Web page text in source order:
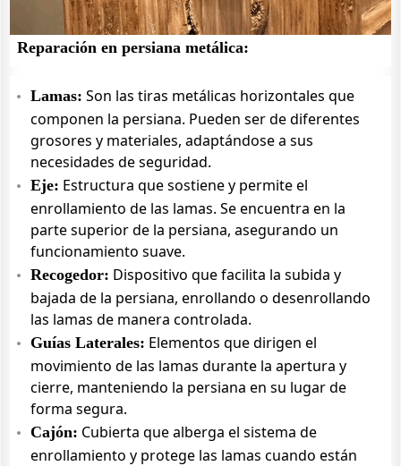
Reparación en persiana metálica:
Lamas: Son las tiras metálicas horizontales que
componen la persiana. Pueden ser de diferentes
grosores y materiales, adaptándose a sus
necesidades de seguridad.
Eje: Estructura que sostiene y permite el
enrollamiento de las lamas. Se encuentra en la
parte superior de la persiana, asegurando un
funcionamiento suave.
Recogedor: Dispositivo que facilita la subida y
bajada de la persiana, enrollando o desenrollando
las lamas de manera controlada.
Guías Laterales: Elementos que dirigen el
movimiento de las lamas durante la apertura y
cierre, manteniendo la persiana en su lugar de
forma segura.
Cajón: Cubierta que alberga el sistema de
enrollamiento y protege las lamas cuando están